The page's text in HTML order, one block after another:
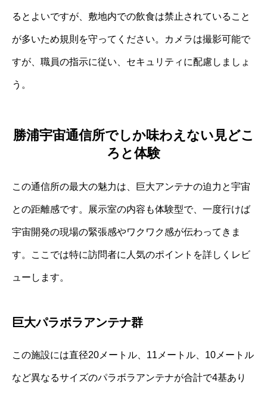
るとよいですが、敷地内での飲食は禁止されていること
が多いため規則を守ってください。カメラは撮影可能で
すが、職員の指示に従い、セキュリティに配慮しましょ
う。
勝浦宇宙通信所でしか味わえない見どこ
ろと体験
この通信所の最大の魅力は、巨大アンテナの迫力と宇宙
との距離感です。展示室の内容も体験型で、一度行けば
宇宙開発の現場の緊張感やワクワク感が伝わってきま
す。ここでは特に訪問者に人気のポイントを詳しくレビ
ューします。
巨大パラボラアンテナ群
この施設には直径20メートル、11メートル、10メートル
など異なるサイズのパラボラアンテナが合計で4基あり